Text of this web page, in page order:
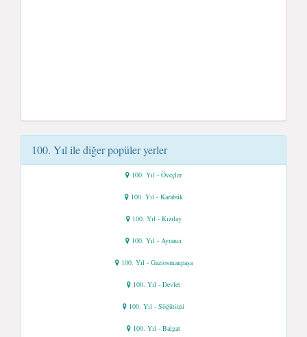
100. Yıl ile diğer popüler yerler
100. Yıl - Öveçler
100. Yıl - Karabük
100. Yıl - Kızılay
100. Yıl - Ayrancı
100. Yıl - Gaziosmanpaşa
100. Yıl - Devlet
100. Yıl - Söğütözü
100. Yıl - Balgat